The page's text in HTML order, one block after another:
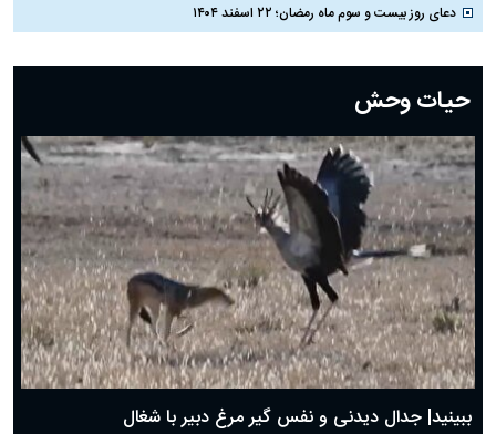
دعای روز بیست و سوم ماه رمضان؛ ۲۲ اسفند ۱۴۰۴
دعای روز بیستم ماه رمضان؛ ۱۹ اسفند ۱۴۰۴
دعای روز هشتم ماه مبارک رمضان؛ ۷ اسفند ماه ۱۴۰۴
دعای روز هفتم ماه رمضان؛ ۶ اسفند ۱۴۰۴
دعای روز ششم ماه رمضان؛ ۵ اسفند ۱۴۰۴
دعای روز پنجم ماه رمضان؛ ۴ اسفند ۱۴۰۴
دعای روز چهارم ماه مبارک رمضان؛ ۳ اسفند ۱۴۰۴
دعای روز سوم ماه مبارک رمضان؛ ۱۴ اسفند ۱۴۰۴
دعای روز دوم ماه مبارک رمضان ۱ اسفند ماه ۱۴۰۴
دعای روز اول ماه مبارک رمضان، ۳۰ بهمن ۱۴۰۴
حضرت زینب(س) چگونه از دنیا رفت؟
بهترین پیامک تبریک روز پدر ۱۴۰۴؛ جملات زیبا و صمیمانه
حیات وحش
ببینید| جدال دیدنی و نفس گیر مرغ دبیر با شغال